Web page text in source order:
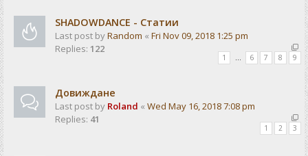
SHADOWDANCE - Статии
Last post byRandom « Fri Nov 09, 2018 1:25 pm
Replies: 122
1 … 6 7 8 9
Довиждане
Last post by Roland « Wed May 16, 2018 7:08 pm
Replies: 41
1 2 3